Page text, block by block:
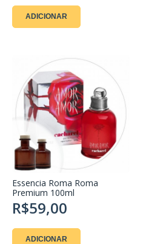
ADICIONAR
Essencia Roma Roma
Premium 100ml
R$59,00
ADICIONAR